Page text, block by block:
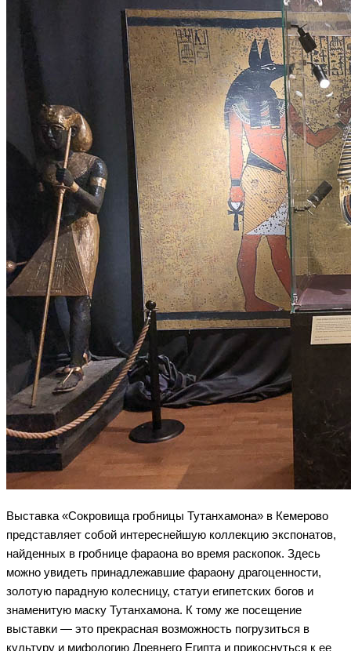
Выставка «Сокровища гробницы Тутанхамона» в Кемерово
представляет собой интереснейшую коллекцию экспонатов,
найденных в гробнице фараона во время раскопок. Здесь
можно увидеть принадлежавшие фараону драгоценности,
золотую парадную колесницу, статуи египетских богов и
знаменитую маску Тутанхамона. К тому же посещение
выставки — это прекрасная возможность погрузиться в
культуру и мифологию Древнего Египта и прикоснуться к ее